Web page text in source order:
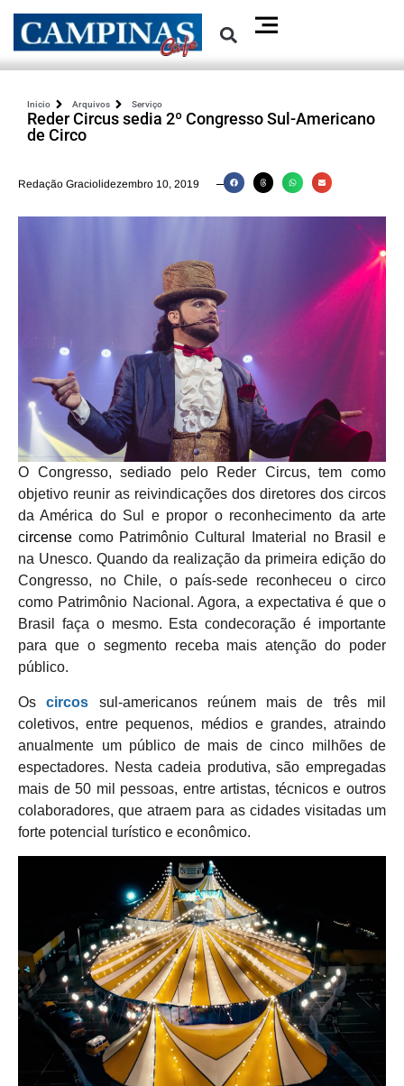
Inicio Arquivos Serviço
Reder Circus sedia 2º Congresso Sul-Americano
de Circo
Redação Graciolidezembro 10, 2019
O Congresso, sediado pelo Reder Circus, tem como
objetivo reunir as reivindicações dos diretores dos circos
da América do Sul e propor o reconhecimento da arte
circense como Patrimônio Cultural Imaterial no Brasil e
na Unesco. Quando da realização da primeira edição do
Congresso, no Chile, o país-sede reconheceu o circo
como Patrimônio Nacional. Agora, a expectativa é que o
Brasil faça o mesmo. Esta condecoração é importante
para que o segmento receba mais atenção do poder
público.
Oscircos sul-americanos reúnem mais de três mil
coletivos, entre pequenos, médios e grandes, atraindo
anualmente um público de mais de cinco milhões de
espectadores. Nesta cadeia produtiva, são empregadas
mais de 50 mil pessoas, entre artistas, técnicos e outros
colaboradores, que atraem para as cidades visitadas um
forte potencial turístico e econômico.